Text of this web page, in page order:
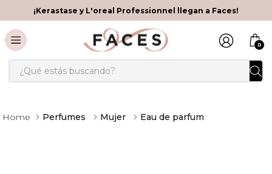
¡Kerastase y L'oreal Professionnel llegan a Faces!
0
¿Qué estás buscando?
Perfumes Mujer Eau de parfum